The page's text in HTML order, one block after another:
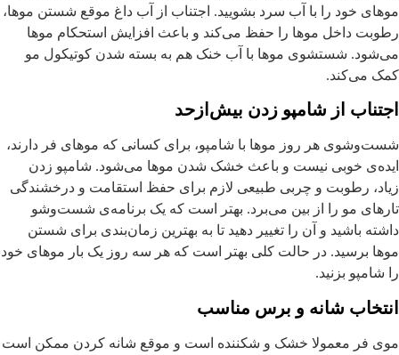
خود را با آب سرد بشویید. اجتناب از آب داغ موقع شستن موها،
داخل موها را حفظ می‌کند و باعث افزایش استحکام موها
شستشوی موها با آب خنک هم به بسته شدن کوتیکول مو
می‌کند.
از شامپو زدن بیش‌از‌حد
هر روز موها با شامپو، برای کسانی که موهای فر دارند،
خوبی نیست و باعث خشک شدن موها می‌شود. شامپو زدن
رطوبت و چربی طبیعی لازم برای حفظ استقامت و درخشندگی
مو را از بین می‌برد. بهتر است که یک برنامه‌ی شست‌وشو
باشید و آن را تغییر دهید تا به بهترین زمان‌بندی برای شستن
برسید. در حالت کلی بهتر است که هر سه روز یک بار موهای خود
شامپو بزنید.
شانه و برس مناسب
فر معمولا خشک و شکننده است و موقع شانه کردن ممکن است